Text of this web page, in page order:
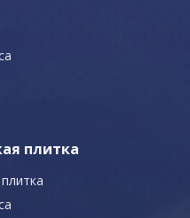
плитка